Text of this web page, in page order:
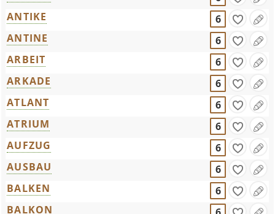
ANTIKE
6
ANTINE
6
ARBEIT
6
ARKADE
6
ATLANT
6
ATRIUM
6
AUFZUG
6
AUSBAU
6
BALKEN
6
BALKON